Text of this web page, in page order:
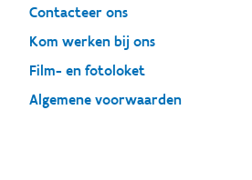
Contacteer ons
Kom werken bij ons
Film- en fotoloket
Algemene voorwaarden